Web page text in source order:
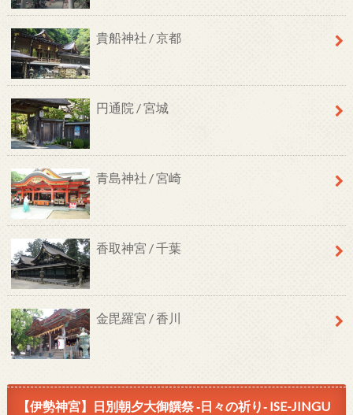
貴船神社 / 京都
円通院 / 宮城
青島神社 / 宮崎
香取神宮 / 千葉
金毘羅宮 / 香川
【伊勢神宮】日別朝夕大御饌祭 ‐日々の祈り‐ ISE-JINGU